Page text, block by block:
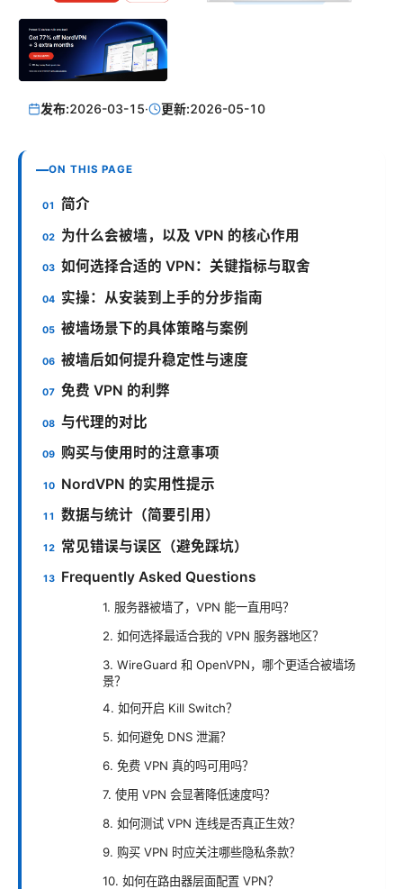
发布:2026-03-15· 更新:2026-05-10
ON THIS PAGE
简介
为什么会被墙，以及 VPN 的核心作用
如何选择合适的 VPN：关键指标与取舍
实操：从安装到上手的分步指南
被墙场景下的具体策略与案例
被墙后如何提升稳定性与速度
免费 VPN 的利弊
与代理的对比
购买与使用时的注意事项
NordVPN 的实用性提示
数据与统计（简要引用）
常见错误与误区（避免踩坑）
Frequently Asked Questions
1. 服务器被墙了，VPN 能一直用吗？
2. 如何选择最适合我的 VPN 服务器地区？
3. WireGuard 和 OpenVPN，哪个更适合被墙场
景？
4. 如何开启 Kill Switch？
5. 如何避免 DNS 泄漏？
6. 免费 VPN 真的吗可用吗？
7. 使用 VPN 会显著降低速度吗？
8. 如何测试 VPN 连线是否真正生效？
9. 购买 VPN 时应关注哪些隐私条款？
10. 如何在路由器层面配置 VPN？